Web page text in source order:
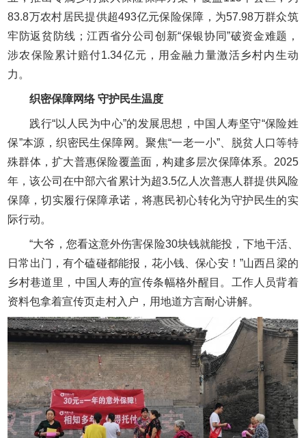
83.8万农村居民提供超493亿元保险保障，为57.98万群众筑
牢防返贫防线；江西省分公司创新“保银协同”破资金难题，
涉农保险累计赔付1.34亿元，用金融力量激活乡村内生动
力。
织密保障网络 守护民生温度
践行“以人民为中心”的发展思想，中国人寿坚守“保险姓
保”本源，织密民生保障网。聚焦“一老一小”、脱贫人口等特
殊群体，扩大普惠保险覆盖面，构建多层次保障体系。2025
年，该公司在中部六省累计为超3.5亿人次普惠人群提供风险
保障，切实履行保障承诺，将惠民初心转化为守护民生的实
际行动。
“大爷，您看这意外伤害保险30块钱就能投，下地干活、
日常出门，有个磕碰都能报，花小钱、保心安！”山西吕梁的
乡村巷道里，中国人寿的宣传条幅格外醒目。工作人员背着
资料包拿着宣传页走村入户，用地道方言耐心讲解。